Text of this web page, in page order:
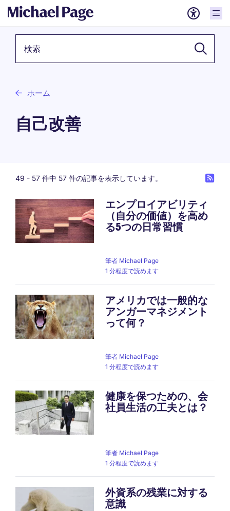
ホーム
自己改善
49 - 57 件中 57 件の記事を表示しています。
エンプロイアビリティ
（自分の価値）を高め
る5つの日常習慣
筆者 Michael Page
1 分程度で読めます
アメリカでは一般的な
アンガーマネジメント
って何？
筆者 Michael Page
1 分程度で読めます
健康を保つための、会
社員生活の工夫とは？
筆者 Michael Page
1 分程度で読めます
外資系の残業に対する
意識